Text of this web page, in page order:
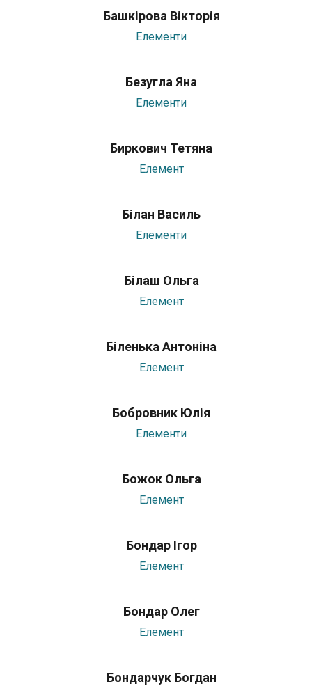
Башкірова Вікторія
Елементи
Безугла Яна
Елементи
Биркович Тетяна
Елемент
Білан Василь
Елементи
Білаш Ольга
Елемент
Біленька Антоніна
Елемент
Бобровник Юлія
Елементи
Божок Ольга
Елемент
Бондар Ігор
Елемент
Бондар Олег
Елемент
Бондарчук Богдан